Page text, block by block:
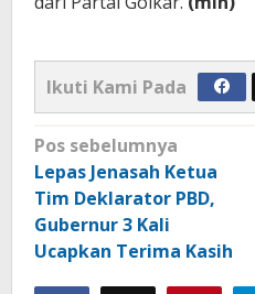
Ikuti Kami Pada
Navigasi
pos
Pos sebelumnya
Lepas Jenasah Ketua
Tim Deklarator PBD,
Gubernur 3 Kali
Ucapkan Terima Kasih